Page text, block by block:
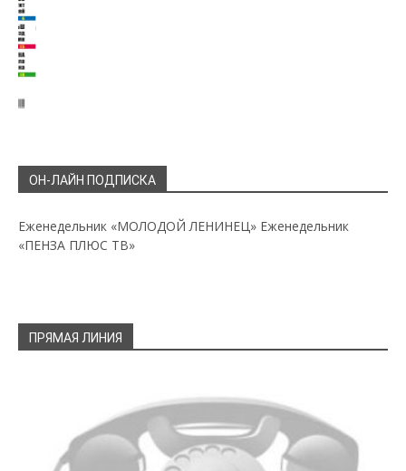
ОН-ЛАЙН ПОДПИСКА
Еженедельник «МОЛОДОЙ ЛЕНИНЕЦ» Еженедельник
«ПЕНЗА ПЛЮС ТВ»
ПРЯМАЯ ЛИНИЯ